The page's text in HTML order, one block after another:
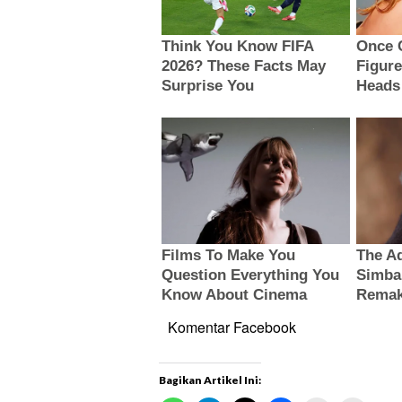
Komentar Facebook
Bagikan Artikel Ini: